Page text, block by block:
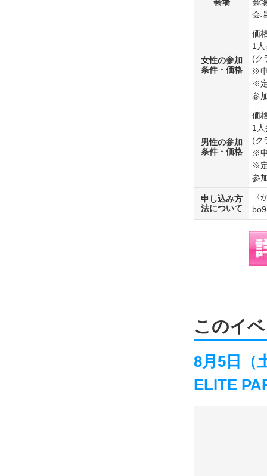
会
女性の参加
条件・価格
価
1
(ク
※
※
参
男性の参加
条件・価格
価
1
(ク
※
※
参
申し込み方
法について
〈
このイ
8月5日（
ELITE